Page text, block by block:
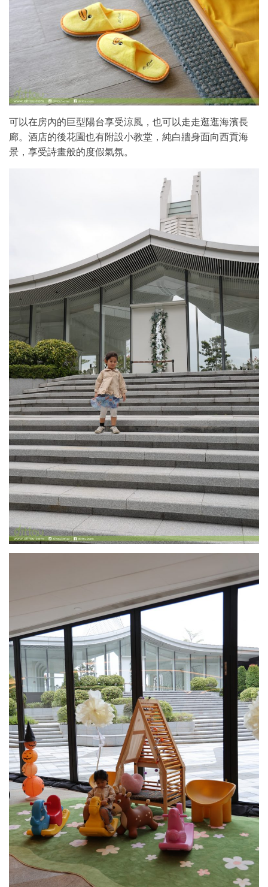
可以在房內的巨型陽台享受涼風，也可以走走逛逛海濱長
廊。酒店的後花園也有附設小教堂，純白牆身面向西貢海
景，享受詩畫般的度假氣氛。